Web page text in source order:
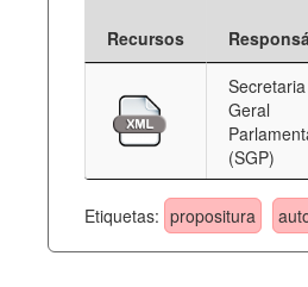
Deputados Estaduais
Administração
Agenda
Perguntas frequentes
Recursos
Secretaria
Geral
(SGP)
Etiquetas: propositura